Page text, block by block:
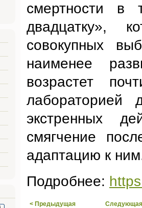
смертности в
двадцатку»,
совокупных
наименее
возрастет
лабораторией
экстренных
смягчение
адаптацию к
Подробнее:
< Предыдущая